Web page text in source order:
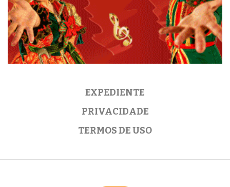
EXPEDIENTE
PRIVACIDADE
TERMOS DE USO